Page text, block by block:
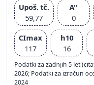
Upoš. tč.
59,77
A''
0
CImax
117
h10
16
Podatki za zadnjih 5 let
2026; Podatki za izračun
2024